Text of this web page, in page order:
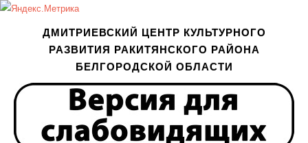
ДМИТРИЕВСКИЙ ЦЕНТР КУЛЬТУРНОГО
РАЗВИТИЯ РАКИТЯНСКОГО РАЙОНА
БЕЛГОРОДСКОЙ ОБЛАСТИ